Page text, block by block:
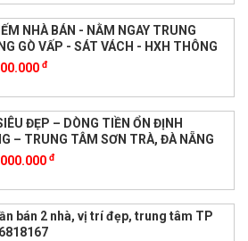
NHÀ BÁN - NẰM NGAY TRUNG
GÒ VẤP - SÁT VÁCH - HXH THÔNG
đ
ĐẸP – DÒNG TIỀN ỔN ĐỊNH
– TRUNG TÂM SƠN TRÀ, ĐÀ NẴNG
đ
bán 2 nhà, vị trí đẹp, trung tâm TP